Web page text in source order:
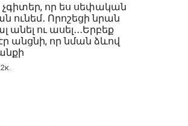
չգիտեր, որ ես սեփական
ունեմ․ Որոշեցի նրան
ու ասել․․․Երբեք
անցնի, որ նման ձևով